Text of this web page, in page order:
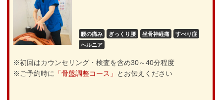
腰の痛み ぎっくり腰 坐骨神経痛
すべり症
ヘルニア
※初回はカウンセリング・検査を含め30～40分程度
※ご予約時に
「骨盤調整コース」 とお伝えください